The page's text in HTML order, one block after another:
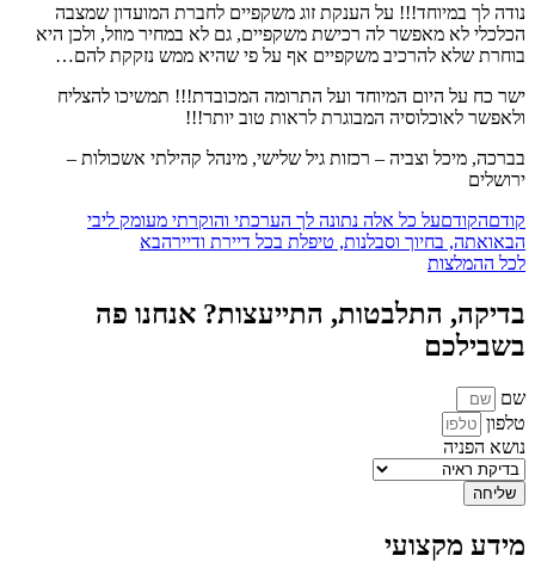
נודה לך במיוחד!!! על הענקת זוג משקפיים לחברת המועדון שמצבה
הכלכלי לא מאפשר לה רכישת משקפיים, גם לא במחיר מוזל, ולכן היא
בוחרת שלא להרכיב משקפיים אף על פי שהיא ממש נזקקת להם…
ישר כח על היום המיוחד ועל התרומה המכובדת!!! תמשיכו להצליח
ולאפשר לאוכלוסיה המבוגרת לראות טוב יותר!!!
בברכה, מיכל וצביה – רכזות גיל שלישי, מינהל קהילתי אשכולות –
ירושלים
קודםהקודםעל כל אלה נתונה לך הערכתי והוקרתי מעומק ליבי
הבאואתה, בחיוך וסבלנות, טיפלת בכל דיירת ודיירהבא
לכל ההמלצות
בדיקה, התלבטות, התייעצות? אנחנו פה
בשבילכם
שם
טלפון
נושא הפניה
שליחה
מידע מקצועי